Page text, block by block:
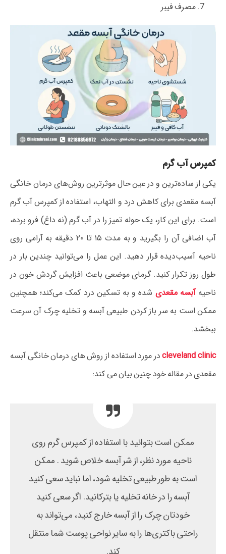
مصرف فیبر
کمپرس آب گرم
یکی از ساده‌ترین و در عین حال موثرترین روش‌های درمان خانگی
آبسه مقعدی برای کاهش درد و التهاب، استفاده از کمپرس آب گرم
است. برای این کار، یک حوله تمیز را در آب گرم (نه داغ) فرو برده،
آب اضافی آن را بگیرید و به مدت ۱۵ تا ۲۰ دقیقه به آرامی روی
ناحیه آسیب‌دیده قرار دهید. این عمل را می‌توانید چندین بار در
طول روز تکرار کنید. گرمای موضعی باعث افزایش گردش خون در
ناحیهآبسه مقعدی شده و به تسکین درد کمک می‌کند؛ همچنین
ممکن است به سر باز کردن طبیعی آبسه و تخلیه چرک آن سرعت
ببخشد.
cleveland clinicدر مورد استفاده از روش های درمان خانگی آبسه
مقعدی در مقاله خود چنین بیان می کند:
ممکن است بتوانید با استفاده از کمپرس گرم روی
ناحیه مورد نظر، از شر آبسه خلاص شوید . ممکن
است به طور طبیعی تخلیه شود، اما نباید سعی کنید
آبسه را در خانه تخلیه یا بترکانید. اگر سعی کنید
خودتان چرک را از آبسه خارج کنید، می‌تواند به
راحتی باکتری‌ها را به سایر نواحی پوست شما منتقل